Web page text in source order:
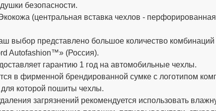
безопасности.
(центральная вставка чехлов -
выбор представлено большое количество комбинаций
Autofashion™» (Россия).
гарантию 1 год на автомобильные чехлы.
в фирменной брендированной сумке с логотипом
которой пошиты чехлы.
загрязнений рекомендуется использовать